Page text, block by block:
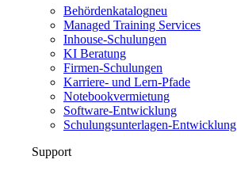
Behördenkatalogneu
Managed Training Services
Inhouse-Schulungen
KI Beratung
Firmen-Schulungen
Karriere- und Lern-Pfade
Notebookvermietung
Software-Entwicklung
Schulungsunterlagen-Entwicklung
Support